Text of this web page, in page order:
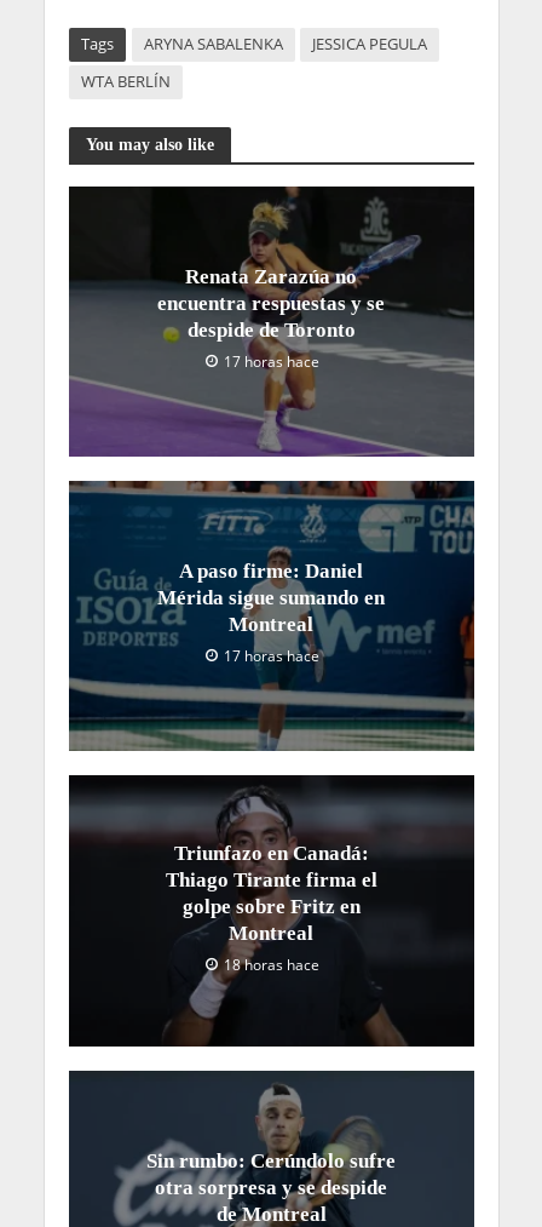
Tags ARYNA SABALENKA
JESSICA PEGULA
WTA BERLÍN
You may also like
Renata Zarazúa no
encuentra respuestas y se
despide de Toronto
17 horas hace
A paso firme: Daniel
Mérida sigue sumando en
Montreal
17 horas hace
Triunfazo en Canadá:
Thiago Tirante firma el
golpe sobre Fritz en
Montreal
18 horas hace
Sin rumbo: Cerúndolo sufre
otra sorpresa y se despide
de Montreal